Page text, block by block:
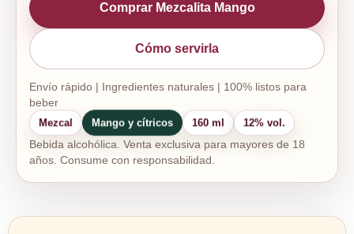
Comprar Mezcalita Mango
Cómo servirla
Envío rápido | Ingredientes naturales | 100% listos para
beber
Mezcal Mango y cítricos 160 ml 12% vol.
Bebida alcohólica. Venta exclusiva para mayores de 18
años. Consume con responsabilidad.